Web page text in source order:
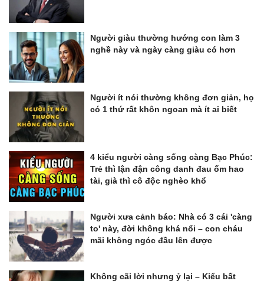
Người giàu thường hướng con làm 3
nghề này và ngày càng giàu có hơn
Người ít nói thường không đơn giản, họ
có 1 thứ rất khôn ngoan mà ít ai biết
4 kiểu người càng sống càng Bạc Phúc:
Trẻ thì lận đận công danh đau ốm hao
tài, già thì cô độc nghèo khổ
Người xưa cảnh báo: Nhà có 3 cái 'càng
to' này, đời không khá nổi – con cháu
mãi không ngóc đầu lên được
Không cãi lời nhưng ỷ lại – Kiểu bất